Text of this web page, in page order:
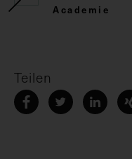
Academie
Teilen